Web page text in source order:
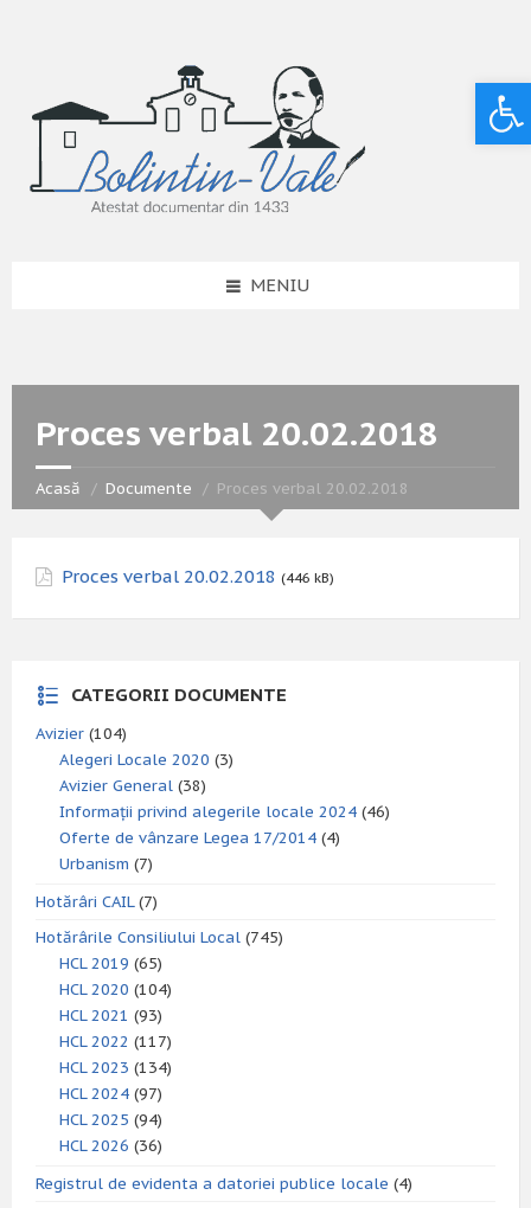
MENIU
Proces verbal 20.02.2018
Acasă Documente Proces verbal 20.02.2018
Proces verbal 20.02.2018 (446 kB)
CATEGORII DOCUMENTE
Avizier (104)
Alegeri Locale 2020 (3)
Avizier General (38)
Informații privind alegerile locale 2024 (46)
Oferte de vânzare Legea 17/2014 (4)
Urbanism (7)
Hotărâri CAIL(7)
Hotărârile Consiliului Local (745)
HCL 2019 (65)
HCL 2020 (104)
HCL 2021 (93)
HCL 2022 (117)
HCL 2023 (134)
HCL 2024 (97)
HCL 2025 (94)
HCL 2026 (36)
Registrul de evidenta a datoriei publice locale (4)
Deschide bara de unelte